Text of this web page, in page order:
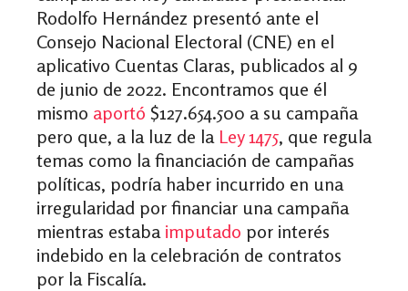
Rodolfo Hernández presentó ante el
Consejo Nacional Electoral (CNE) en el
aplicativo Cuentas Claras, publicados al 9
de junio de 2022. Encontramos que él
mismo aportó $127.654.500 a su campaña
pero que, a la luz de la Ley 1475, que regula
temas como la financiación de campañas
políticas, podría haber incurrido en una
irregularidad por financiar una campaña
mientras estaba imputado por interés
indebido en la celebración de contratos
por la Fiscalía.